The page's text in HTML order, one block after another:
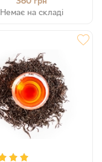
Немає на складі